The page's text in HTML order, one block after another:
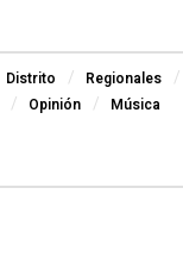
Distrito Regionales
Opinión Música